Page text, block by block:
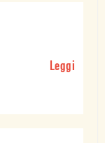
Leggi